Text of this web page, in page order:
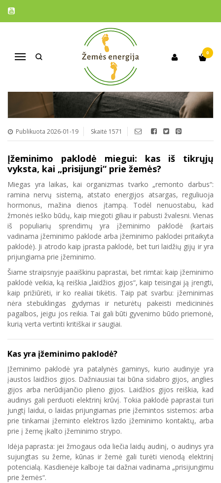
Navigacija
0
ĮŽEMINIMO PAKLODĖ MIEGUI: KAS
IŠ TIKRŲJŲ VYKSTA, KAI
„PRISIJUNGI“ PRIE ŽEMĖS?
Publikuota 2026-01-19 Skaitė 1571
Įžeminimo paklodė miegui: kas iš tikrųjų
vyksta, kai „prisijungi“ prie žemės?
Miegas yra laikas, kai organizmas tvarko „remonto darbus“:
ramina nervų sistemą, atstato energijos atsargas, reguliuoja
hormonus, mažina dienos įtampą. Todėl nenuostabu, kad
žmonės ieško būdų, kaip miegoti giliau ir pabusti žvalesni. Vienas
iš populiarių sprendimų yra įžeminimo paklodė (kartais
vadinama įžeminimo paklode arba įžeminimo paklodei pritaikyta
paklodė). Ji atrodo kaip įprasta paklodė, bet turi laidžių gijų ir yra
prijungiama prie įžeminimo.
Šiame straipsnyje paaiškinu paprastai, bet rimtai: kaip įžeminimo
paklodė veikia, ką reiškia „laidžios gijos“, kaip teisingai ją įrengti,
kaip prižiūrėti, ir ko realiai tikėtis. Taip pat svarbu: įžeminimas
nėra stebuklingas gydymas ir neturėtų pakeisti medicininės
pagalbos, jeigu jos reikia. Tai gali būti gyvenimo būdo priemonė,
kurią verta vertinti kritiškai ir saugiai.
Kas yra įžeminimo paklodė?
Įžeminimo paklodė yra patalynės gaminys, kurio audinyje yra
įaustos laidžios gijos. Dažniausiai tai būna sidabro gijos, anglies
gijos arba nerūdijančio plieno gijos. Laidžios gijos reiškia, kad
audinys gali perduoti elektrinį krūvį. Tokia paklodė paprastai turi
jungtį laidui, o laidas prijungiamas prie įžemintos sistemos: arba
prie tinkamai įžeminto elektros lizdo įžeminimo kontaktų, arba
prie į žemę įkalto įžeminimo strypo.
Idėja paprasta: jei žmogaus oda liečia laidų audinį, o audinys yra
sujungtas su žeme, kūnas ir žemė gali turėti vienodą elektrinį
potencialą. Kasdienėje kalboje tai dažnai vadinama „prisijungimu
prie žemės“.